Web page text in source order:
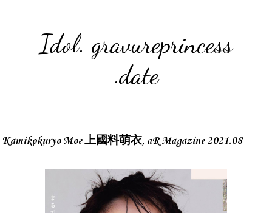
Idol. gravureprincess
.date
Kamikokuryo Moe 上國料萌衣, aR Magazine 2021.08